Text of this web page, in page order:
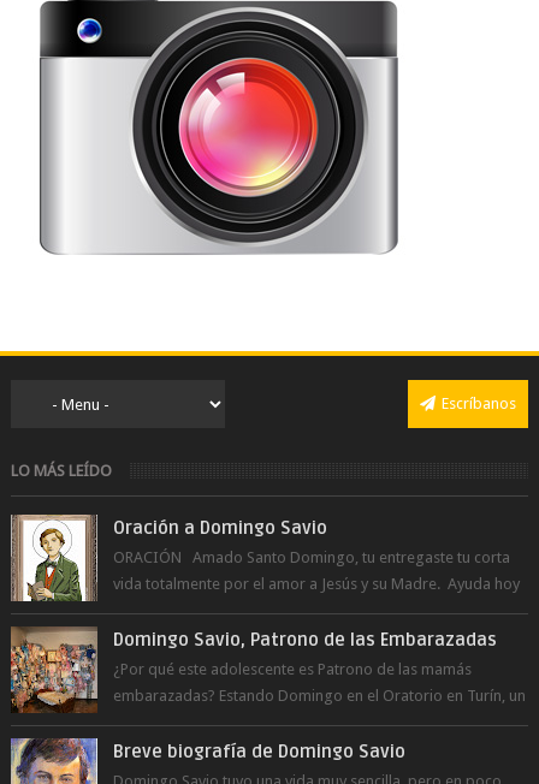
Escríbanos
LO MÁS LEÍDO
Oración a Domingo Savio
ORACIÓN Amado Santo Domingo, tu entregaste tu corta
vida totalmente por el amor a Jesús y su Madre. Ayuda hoy
a la juventud para ...
Domingo Savio, Patrono de las Embarazadas
¿Por qué este adolescente es Patrono de las mamás
embarazadas? Estando Domingo en el Oratorio en Turín, un
día le pide a Don Bosco...
Breve biografía de Domingo Savio